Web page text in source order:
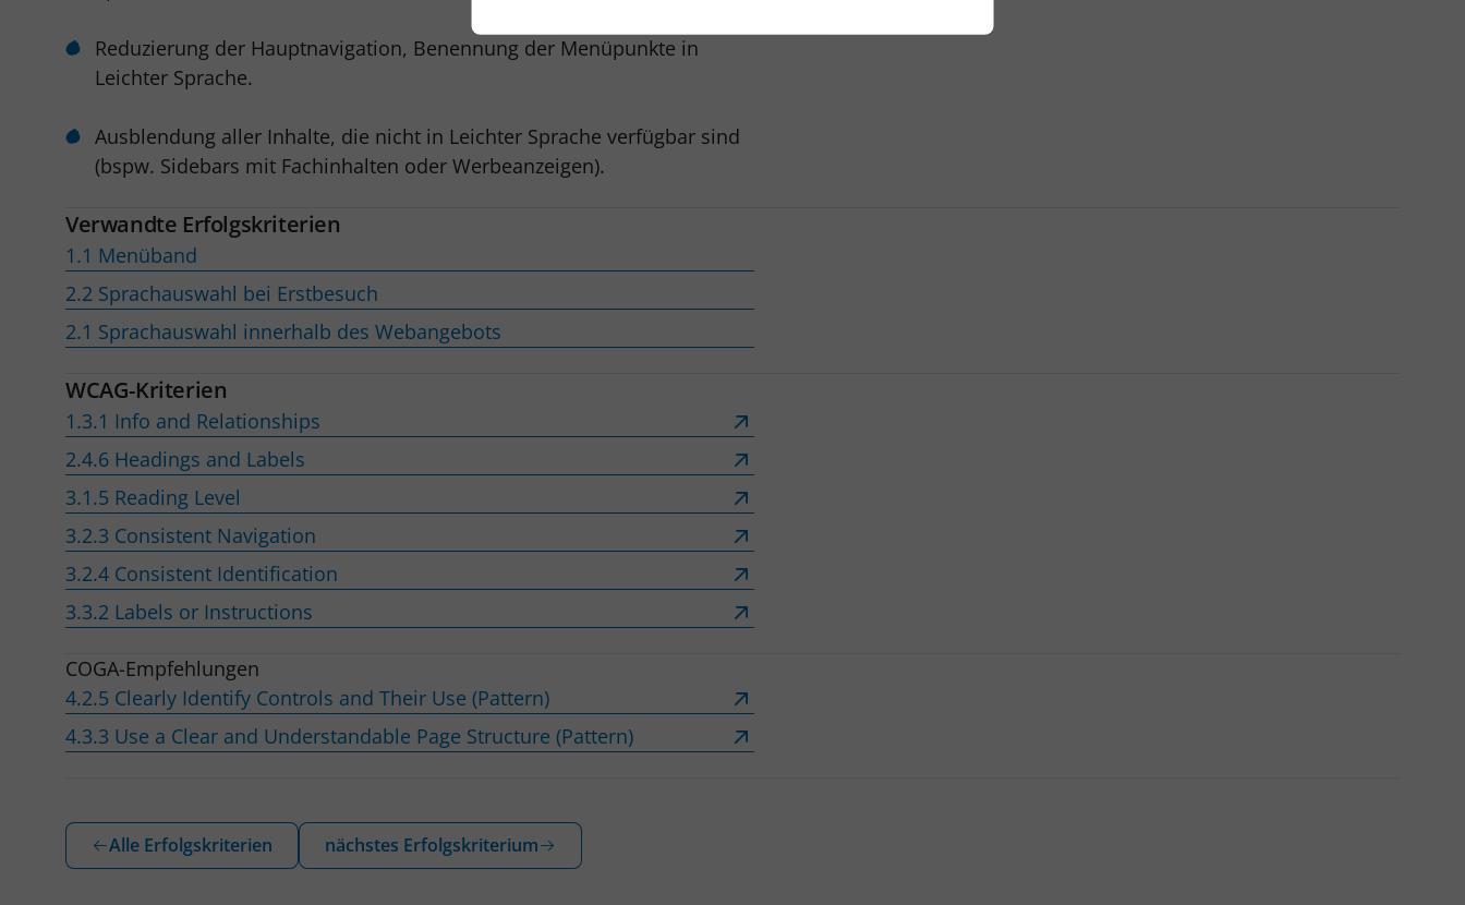
Reduzierung der Hauptnavigation, Benennung der Menüpunkte in
Leichter Sprache.
Ausblendung aller Inhalte, die nicht in Leichter Sprache verfügbar sind
(bspw. Sidebars mit Fachinhalten oder Werbeanzeigen).
Verwandte Erfolgskriterien
1.1 Menüband
2.2 Sprachauswahl bei Erstbesuch
2.1 Sprachauswahl innerhalb des Webangebots
WCAG-Kriterien
1.3.1 Info and Relationships
2.4.6 Headings and Labels
3.1.5 Reading Level
3.2.3 Consistent Navigation
3.2.4 Consistent Identification
3.3.2 Labels or Instructions
COGA-Empfehlungen
4.2.5 Clearly Identify Controls and Their Use (Pattern)
4.3.3 Use a Clear and Understandable Page Structure (Pattern)
Alle Erfolgskriterien nächstes Erfolgskriterium